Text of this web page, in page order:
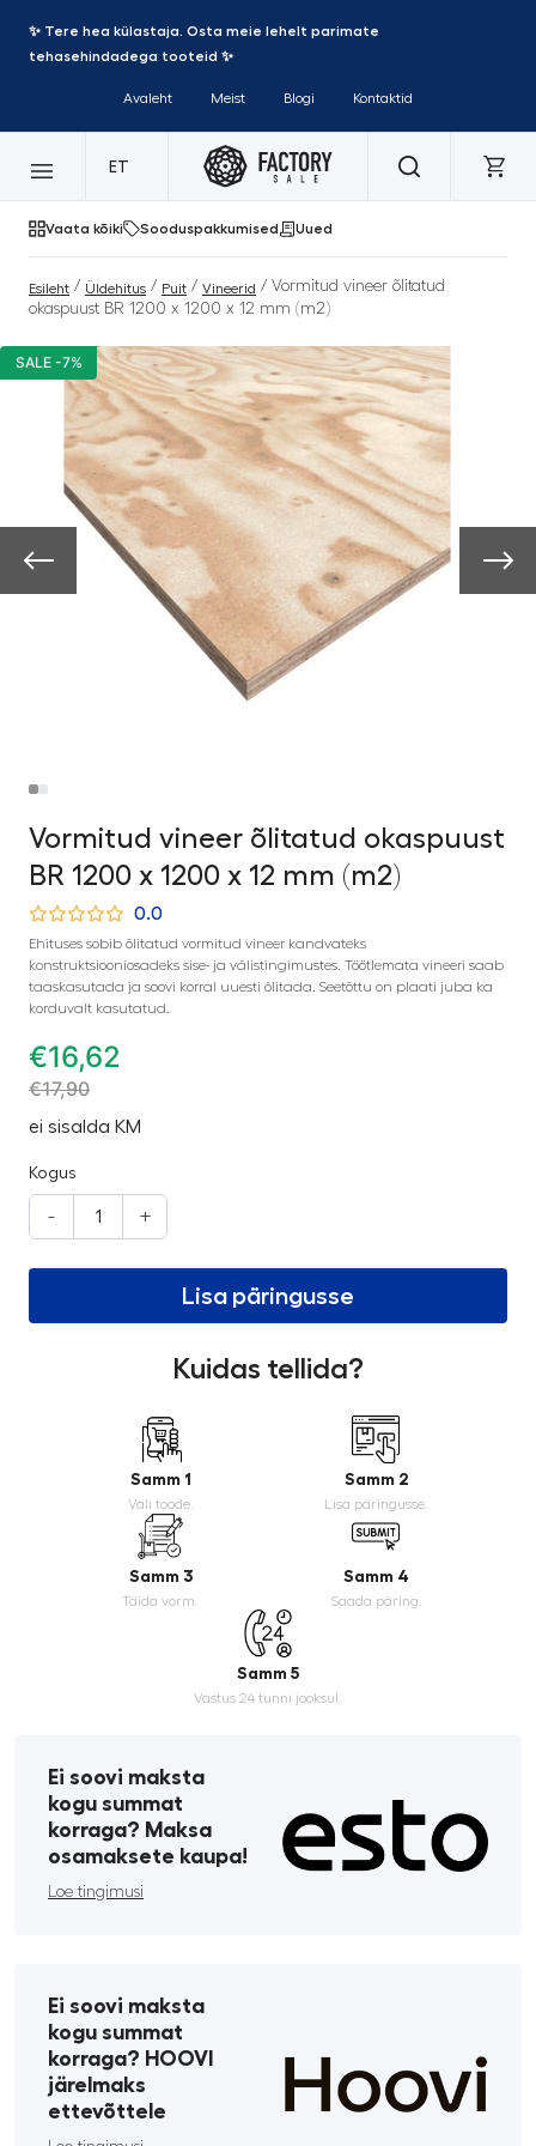
✨ Tere hea külastaja. Osta meie lehelt parimate
tehasehindadega tooteid ✨
Avaleht Meist Blogi Kontaktid
ET
Vaata kõiki Sooduspakkumised Uued
Esileht / Üldehitus / Puit / Vineerid / Vormitud vineer õlitatud
okaspuust BR 1200 x 1200 x 12 mm (m2)
SALE -7%
Vormitud vineer õlitatud okaspuust
BR 1200 x 1200 x 12 mm (m2)
0.0
Ehituses sobib õlitatud vormitud vineer kandvateks
konstruktsiooniosadeks sise- ja välistingimustes. Töötlemata vineeri saab
taaskasutada ja soovi korral uuesti õlitada. Seetõttu on plaati juba ka
korduvalt kasutatud.
€16,62
€17,90
ei sisalda KM
Kogus
- +
Lisa päringusse
Kuidas tellida?
Samm 1
Vali toode.
Samm 2
Lisa päringusse.
Samm 3
Täida vorm.
Samm 4
Saada päring.
Samm 5
Vastus 24 tunni jooksul.
Ei soovi maksta
kogu summat
korraga? Maksa
osamaksete kaupa!
Loe tingimusi
Ei soovi maksta
kogu summat
korraga? HOOVI
järelmaks
ettevõttele